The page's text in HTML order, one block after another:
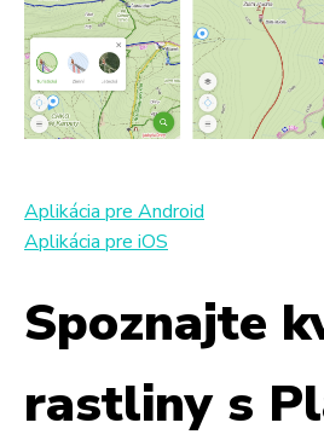
Aplikácia pre Android
Aplikácia pre iOS
Spoznajte
rastliny s